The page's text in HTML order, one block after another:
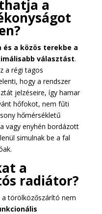
a
és a közös terekbe a
választást.
a régi tagos
hogy a rendszer
jelzéseire, így hamar
hőfokot, nem fűti
hőmérsékletű
vagy enyhén bordázott
simulnak be a fal
a
radiátor?
törölközőszárító nem